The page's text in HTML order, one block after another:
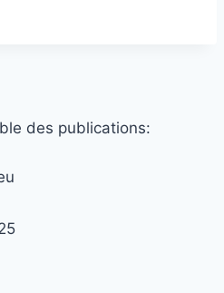
des publications: